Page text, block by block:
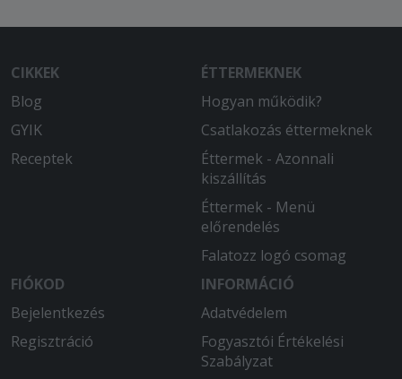
CIKKEK
Blog
GYIK
Receptek
ÉTTERMEKNEK
Hogyan működik?
Csatlakozás éttermeknek
Éttermek - Azonnali
kiszállítás
Éttermek - Menü
előrendelés
Falatozz logó csomag
FIÓKOD
Bejelentkezés
Regisztráció
INFORMÁCIÓ
Adatvédelem
Fogyasztói Értékelési
Szabályzat